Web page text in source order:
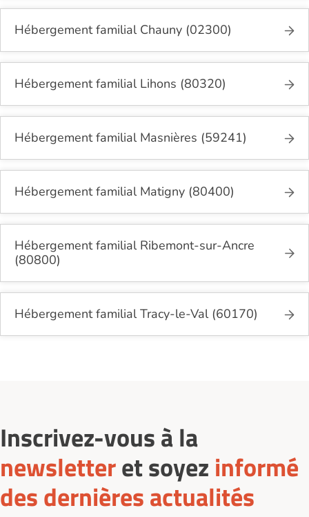
Hébergement familial Chauny (02300)
Hébergement familial Lihons (80320)
Hébergement familial Masnières (59241)
Hébergement familial Matigny (80400)
Hébergement familial Ribemont-sur-Ancre
(80800)
Hébergement familial Tracy-le-Val (60170)
Inscrivez-vous à la
newsletteret soyez informé
des dernières actualités